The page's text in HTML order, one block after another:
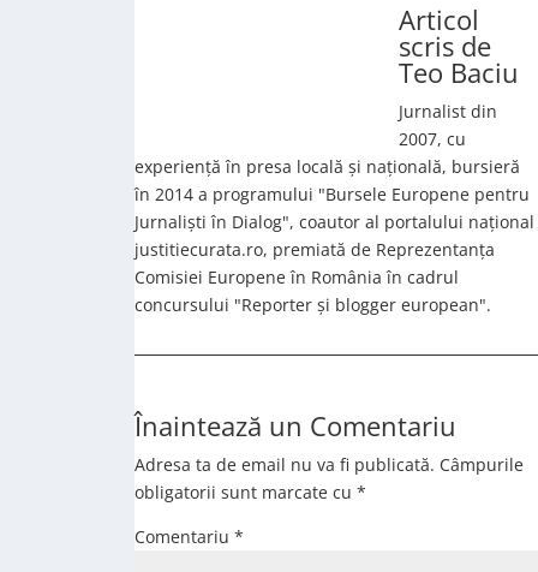
Articol
scris de
Teo Baciu
Jurnalist din
2007, cu
experiență în presa locală și națională, bursieră
în 2014 a programului "Bursele Europene pentru
Jurnaliști în Dialog", coautor al portalului național
justitiecurata.ro, premiată de Reprezentanța
Comisiei Europene în România în cadrul
concursului "Reporter și blogger european".
Înaintează un Comentariu
Adresa ta de email nu va fi publicată. Câmpurile
obligatorii sunt marcate cu *
Comentariu *